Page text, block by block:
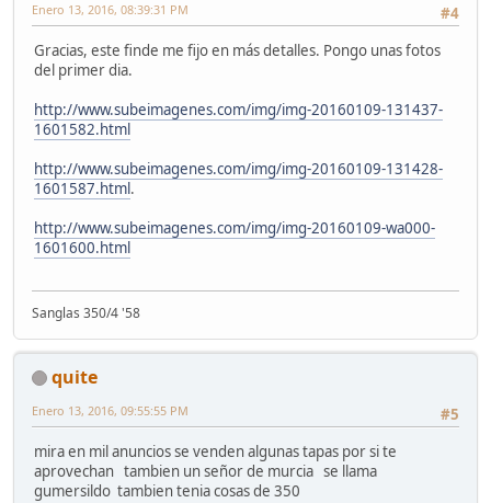
#4
Enero 13, 2016, 08:39:31 PM
Gracias, este finde me fijo en más detalles. Pongo unas fotos
del primer dia.
http://www.subeimagenes.com/img/img-20160109-131437-
1601582.html
http://www.subeimagenes.com/img/img-20160109-131428-
1601587.html .
http://www.subeimagenes.com/img/img-20160109-wa000-
1601600.html
Sanglas 350/4 '58
quite
#5
Enero 13, 2016, 09:55:55 PM
mira en mil anuncios se venden algunas tapas por si te
aprovechan tambien un señor de murcia se llama
gumersildo tambien tenia cosas de 350